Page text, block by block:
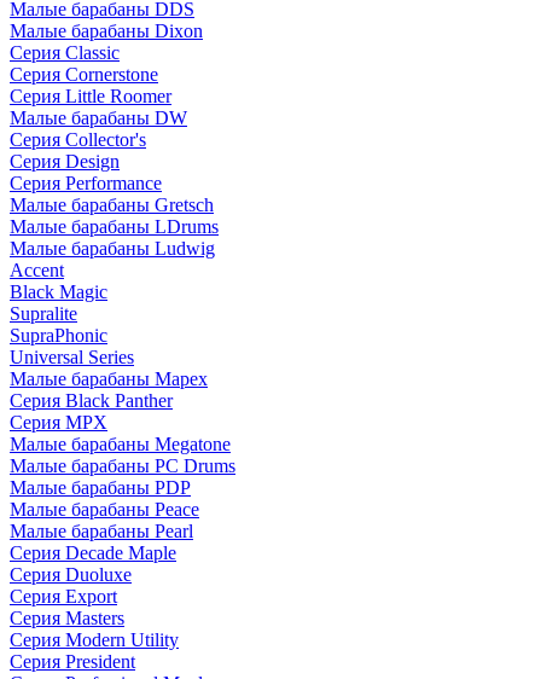
Малые барабаны DDS
Малые барабаны Dixon
Серия Classic
Серия Cornerstone
Серия Little Roomer
Малые барабаны DW
Серия Collector's
Серия Design
Серия Performance
Малые барабаны Gretsch
Малые барабаны LDrums
Малые барабаны Ludwig
Accent
Black Magic
Supralite
SupraPhonic
Universal Series
Малые барабаны Mapex
Серия Black Panther
Серия MPX
Малые барабаны Megatone
Малые барабаны PC Drums
Малые барабаны PDP
Малые барабаны Peace
Малые барабаны Pearl
Серия Decade Maple
Серия Duoluxe
Серия Export
Серия Masters
Серия Modern Utility
Серия President